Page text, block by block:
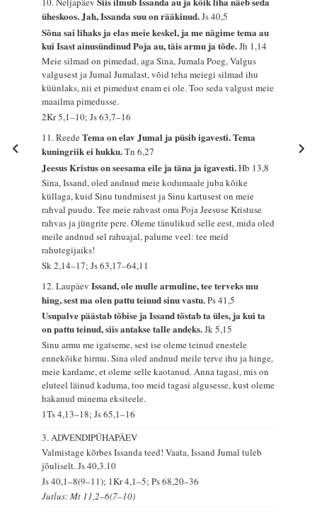
üheskoos. Jah, Issanda suu on rääkinud.Js 40,5
Sõna sai lihaks ja elas meie keskel, ja me nägime tema au
kui Isast ainusündinud Poja au, täis armu ja tõde.Jh 1,14
Meie silmad on pimedad, aga Sina, Jumala Poeg, Valgus
valgusest ja Jumal Jumalast, võid teha meiegi silmad ihu
küünlaks, nii et pimedust enam ei ole. Too seda valgust meie
maailma pimedusse.
2Kr 5,1–10; Js 63,7–16
11. ReedeTema on elav Jumal ja püsib igavesti. Tema
kuningriik ei hukku.Tn 6,27
Jeesus Kristus on seesama eile ja täna ja igavesti.Hb 13,8
Sina, Issand, oled andnud meie kodumaale juba kõike
küllaga, kuid Sinu tundmisest ja Sinu kartusest on meie
rahval puudu. Tee meie rahvast oma Poja Jeesuse Kristuse
rahvas ja jüngrite pere. Oleme tänulikud selle eest, mida oled
meile andnud sel rahuajal, palume veel: tee meid
rahutegijaiks!
Sk 2,14–17; Js 63,17–64,11
12. LaupäevIssand, ole mulle armuline, tee terveks mu
hing, sest ma olen pattu teinud sinu vastu.Ps 41,5
Usupalve päästab tõbise ja Issand tõstab ta üles, ja kui ta
on pattu teinud, siis antakse talle andeks.Jk 5,15
Sinu armu me igatseme, sest ise oleme teinud enestele
ennekõike hirmu. Sina oled andnud meile terve ihu ja hinge,
meie kardame, et oleme selle kaotanud. Anna tagasi, mis on
eluteel läinud kaduma, too meid tagasi algusesse, kust oleme
hakanud minema eksiteele.
1Ts 4,13–18; Js 65,1–16
3. ADVENDIPÜHAPÄEV
Valmistage kõrbes Issanda teed! Vaata, Issand Jumal tuleb
jõuliselt.Js 40,3.10
Js 40,1–8(9–11); 1Kr 4,1–5; Ps 68,20–36
Jutlus: Mt 11,2–6(7–10)